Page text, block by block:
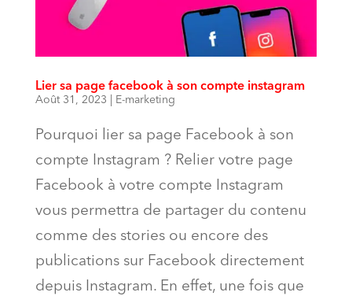
Lier sa page facebook à son compte instagram
Août 31, 2023 E-marketing
Pourquoi lier sa page Facebook à son
compte Instagram ? Relier votre page
Facebook à votre compte Instagram
vous permettra de partager du contenu
comme des stories ou encore des
publications sur Facebook directement
depuis Instagram. En effet, une fois que